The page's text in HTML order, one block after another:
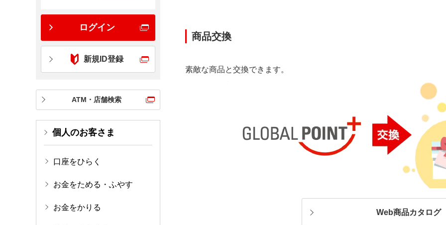
ログイン
新規ID登録
ATM・店舗検索
個人のお客さま
口座をひらく
お金をためる・ふやす
お金をかりる
商品交換
素敵な商品と交換できます。
Web商品カタログ